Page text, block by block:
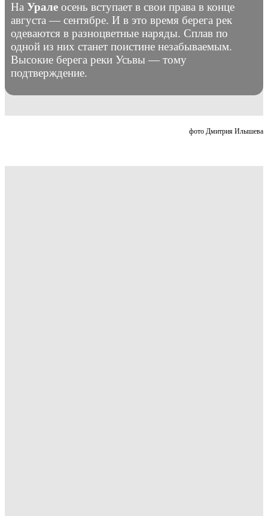
На Урале осень вступает в свои права в конце
августа — сентябре. И в это время берега рек
одеваются в разноцветные наряды. Сплав по
одной из них станет поистине незабываемым.
Высокие берега реки Усьвы — тому
подтверждение.
фото Дмитрия Илышева